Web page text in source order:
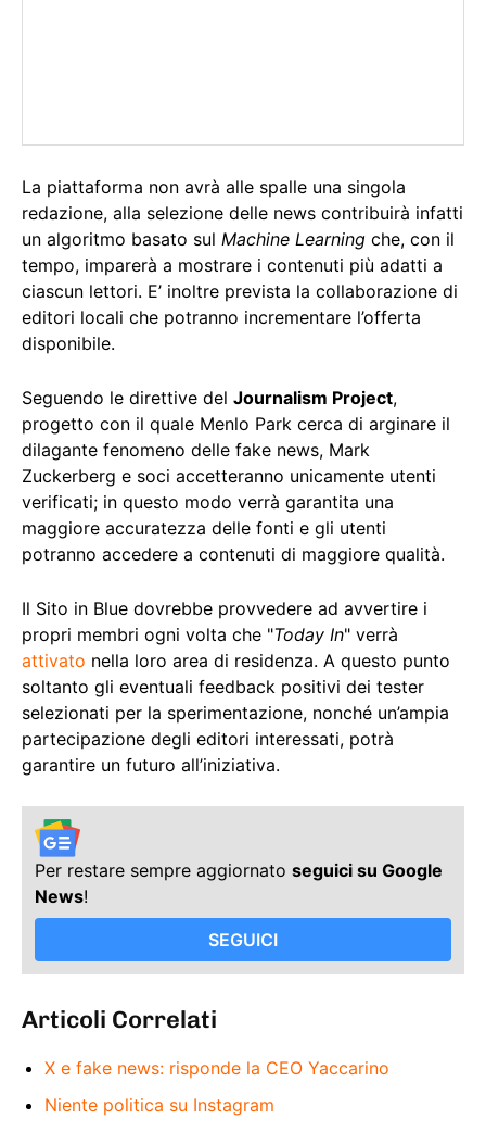
La piattaforma non avrà alle spalle una singola
redazione, alla selezione delle news contribuirà infatti
un algoritmo basato sul Machine Learning che, con il
tempo, imparerà a mostrare i contenuti più adatti a
ciascun lettori. E’ inoltre prevista la collaborazione di
editori locali che potranno incrementare l’offerta
disponibile.
Seguendo le direttive del Journalism Project,
progetto con il quale Menlo Park cerca di arginare il
dilagante fenomeno delle fake news, Mark
Zuckerberg e soci accetteranno unicamente utenti
verificati; in questo modo verrà garantita una
maggiore accuratezza delle fonti e gli utenti
potranno accedere a contenuti di maggiore qualità.
Il Sito in Blue dovrebbe provvedere ad avvertire i
propri membri ogni volta che "Today In" verrà
attivato nella loro area di residenza. A questo punto
soltanto gli eventuali feedback positivi dei tester
selezionati per la sperimentazione, nonché un’ampia
partecipazione degli editori interessati, potrà
garantire un futuro all’iniziativa.
Per restare sempre aggiornato seguici su Google
News!
SEGUICI
Articoli Correlati
X e fake news: risponde la CEO Yaccarino
Niente politica su Instagram